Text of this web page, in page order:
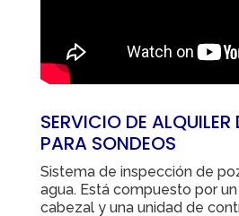
SERVICIO DE
PARA SONDEOS
Sistema de inspección de
agua. Está compuesto por un
cabezal y una unidad de